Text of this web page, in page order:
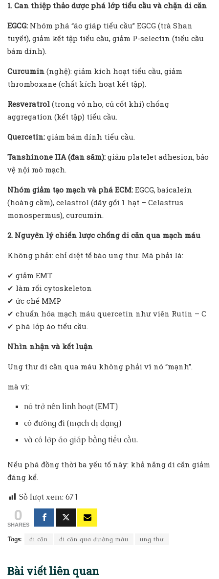
1. Can thiệp thảo dược phá lớp tiểu cầu và chặn di căn
EGCG: Nhóm phá “áo giáp tiểu cầu” EGCG (trà Shan
tuyết), giảm kết tập tiểu cầu, giảm P-selectin (tiểu cầu
bám dính).
Curcumin (nghệ): giảm kích hoạt tiểu cầu, giảm
thromboxane (chất kích hoạt kết tập).
Resveratrol (trong vỏ nho, củ cốt khí) chống
aggregation (kết tập) tiểu cầu.
Quercetin: giảm bám dính tiểu cầu.
Tanshinone IIA (đan sâm): giảm platelet adhesion, bảo
vệ nội mô mạch.
Nhóm giảm tạo mạch và phá ECM: EGCG, baicalein
(hoàng cầm), celastrol (dây gối 1 hạt – Celastrus
monospermus), curcumin.
2. Nguyên lý chiến lược chống di căn qua mạch máu
Không phải: chỉ diệt tế bào ung thư. Mà phải là:
✔ giảm EMT
✔ làm rối cytoskeleton
✔ ức chế MMP
✔ chuẩn hóa mạch máu quercetin như viên Rutin – C
✔ phá lớp áo tiểu cầu.
Nhìn nhận và kết luận
Ung thư di căn qua máu không phải vì nó “mạnh”.
mà vì:
nó trở nên linh hoạt (EMT)
có đường đi (mạch dị dạng)
và có lớp áo giáp bằng tiểu cầu.
Nếu phá đồng thời ba yếu tố này: khả năng di căn giảm
đáng kể.
Số lượt xem: 671
0
SHARES
Tags: di căn di căn qua đường máu ung thư
Bài viếtliên quan